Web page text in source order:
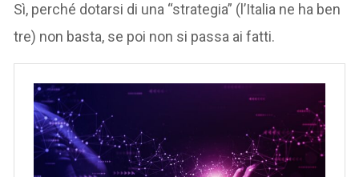
Sì, perché dotarsi di una “strategia” (l’Italia ne ha ben
tre) non basta, se poi non si passa ai fatti.